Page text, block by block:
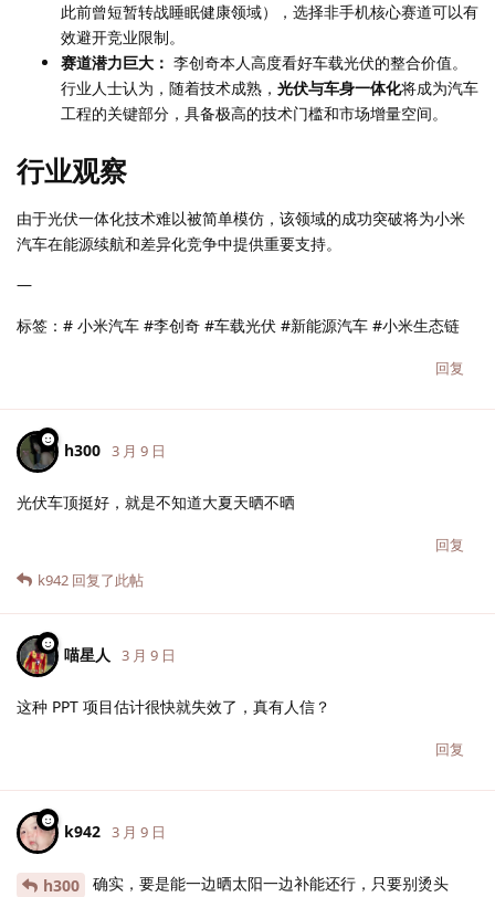
此前曾短暂转战睡眠健康领域），选择非手机核心赛道可以有
效避开竞业限制。
赛道潜力巨大： 李创奇本人高度看好车载光伏的整合价值。
行业人士认为，随着技术成熟， 光伏与车身一体化将成为汽车
工程的关键部分，具备极高的技术门槛和市场增量空间。
行业观察
由于光伏一体化技术难以被简单模仿，该领域的成功突破将为小米
汽车在能源续航和差异化竞争中提供重要支持。
—
标签：# 小米汽车 #李创奇 #车载光伏 #新能源汽车 #小米生态链
回复
h300 3 月 9 日
光伏车顶挺好，就是不知道大夏天晒不晒
回复
k942 回复了此帖
喵星人 3 月 9 日
这种 PPT 项目估计很快就失效了，真有人信？
回复
k942 3 月 9 日
h300 确实，要是能一边晒太阳一边补能还行，只要别烫头